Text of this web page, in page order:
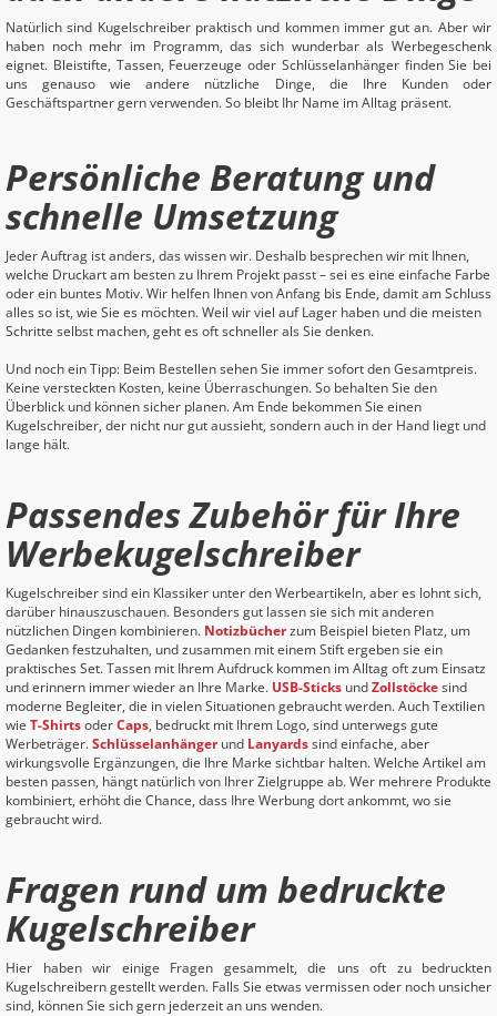
Natürlich sind Kugelschreiber praktisch und kommen immer gut an. Aber wir
haben noch mehr im Programm, das sich wunderbar als Werbegeschenk
eignet. Bleistifte, Tassen, Feuerzeuge oder Schlüsselanhänger finden Sie bei
uns genauso wie andere nützliche Dinge, die Ihre Kunden oder
Geschäftspartner gern verwenden. So bleibt Ihr Name im Alltag präsent.
Persönliche Beratung und
schnelle Umsetzung
Jeder Auftrag ist anders, das wissen wir. Deshalb besprechen wir mit Ihnen,
welche Druckart am besten zu Ihrem Projekt passt – sei es eine einfache Farbe
oder ein buntes Motiv. Wir helfen Ihnen von Anfang bis Ende, damit am Schluss
alles so ist, wie Sie es möchten. Weil wir viel auf Lager haben und die meisten
Schritte selbst machen, geht es oft schneller als Sie denken.
Und noch ein Tipp: Beim Bestellen sehen Sie immer sofort den Gesamtpreis.
Keine versteckten Kosten, keine Überraschungen. So behalten Sie den
Überblick und können sicher planen. Am Ende bekommen Sie einen
Kugelschreiber, der nicht nur gut aussieht, sondern auch in der Hand liegt und
lange hält.
Passendes Zubehör für Ihre
Werbekugelschreiber
Kugelschreiber sind ein Klassiker unter den Werbeartikeln, aber es lohnt sich,
darüber hinauszuschauen. Besonders gut lassen sie sich mit anderen
nützlichen Dingen kombinieren. Notizbücherzum Beispiel bieten Platz, um
Gedanken festzuhalten, und zusammen mit einem Stift ergeben sie ein
praktisches Set. Tassen mit Ihrem Aufdruck kommen im Alltag oft zum Einsatz
und erinnern immer wieder an Ihre Marke. USB-Sticks undZollstöckesind
moderne Begleiter, die in vielen Situationen gebraucht werden. Auch Textilien
wie T-ShirtsoderCaps, bedruckt mit Ihrem Logo, sind unterwegs gute
Werbeträger.Schlüsselanhängerund Lanyardssind einfache, aber
wirkungsvolle Ergänzungen, die Ihre Marke sichtbar halten. Welche Artikel am
besten passen, hängt natürlich von Ihrer Zielgruppe ab. Wer mehrere Produkte
kombiniert, erhöht die Chance, dass Ihre Werbung dort ankommt, wo sie
gebraucht wird.
Fragen rund um bedruckte
Kugelschreiber
Hier haben wir einige Fragen gesammelt, die uns oft zu bedruckten
Kugelschreibern gestellt werden. Falls Sie etwas vermissen oder noch unsicher
sind, können Sie sich gern jederzeit an uns wenden.